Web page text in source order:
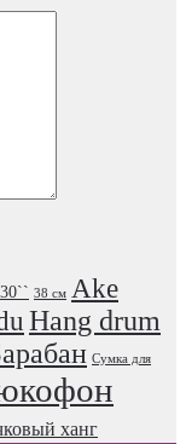
30`` 38 см Ake
Hang drum
Сумка для
ханг